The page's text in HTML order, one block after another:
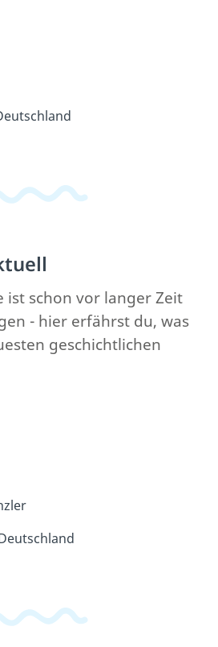
ist schon vor langer Zeit
- hier erfährst du, was
geschichtlichen